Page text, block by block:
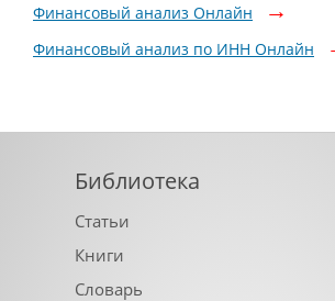
Финансовый анализ Онлайн
Финансовый анализ по ИНН Онлайн
Библиотека
Статьи
Книги
Словарь